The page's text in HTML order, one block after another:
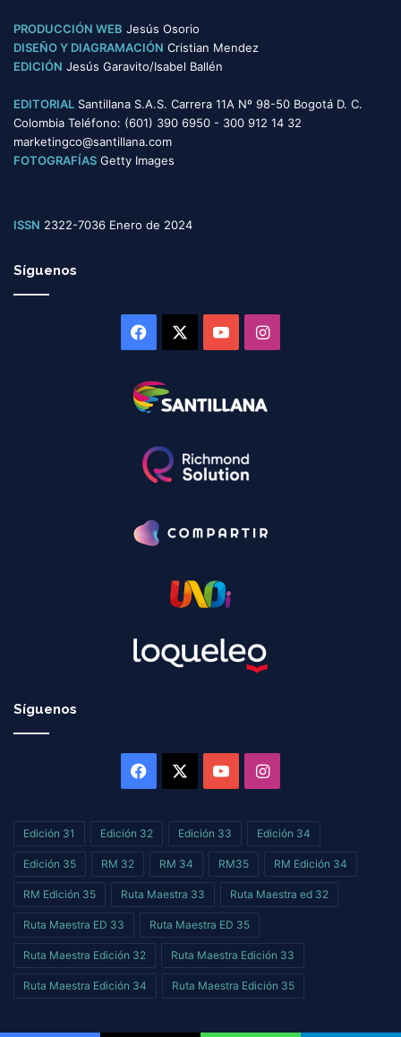
PRODUCCIÓN WEB Jesús Osorio
DISEÑO Y DIAGRAMACIÓN Cristian Mendez
EDICIÓN Jesús Garavito/Isabel Ballén
EDITORIAL Santillana S.A.S. Carrera 11A Nº 98-50 Bogotá D. C.
Colombia Teléfono: (601) 390 6950 - 300 912 14 32
marketingco@santillana.com
FOTOGRAFÍAS Getty Images
ISSN 2322-7036 Enero de 2024
Síguenos
Facebook YouTubeInstagram
Síguenos
Facebook YouTubeInstagram
Edición 31 Edición 32 Edición 33 Edición 34
Edición 35 RM 32 RM 34 RM35 RM Edición 34
RM Edición 35 Ruta Maestra 33 Ruta Maestra ed 32
Ruta Maestra ED 33 Ruta Maestra ED 35
Ruta Maestra Edición 32 Ruta Maestra Edición 33
Ruta Maestra Edición 34 Ruta Maestra Edición 35